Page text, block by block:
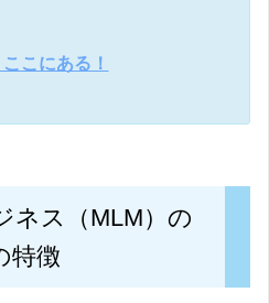
こにある！
ネス（MLM）の
特徴